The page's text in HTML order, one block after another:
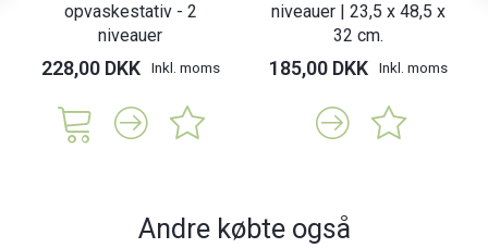
opvaskestativ - 2
niveauer
228,00 DKK Inkl. moms
niveauer | 23,5 x 48,5 x
32 cm.
185,00 DKK Inkl. moms
Andre købte også